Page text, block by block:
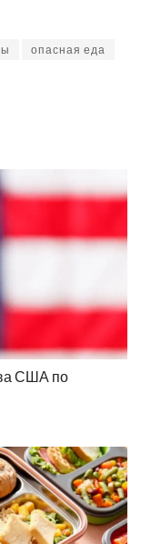
опасная еда
США по